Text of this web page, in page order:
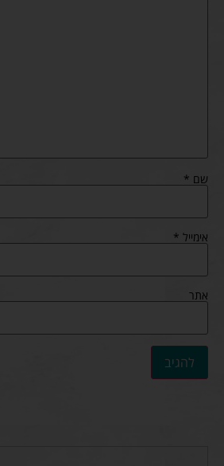
שם *
אימייל *
אתר